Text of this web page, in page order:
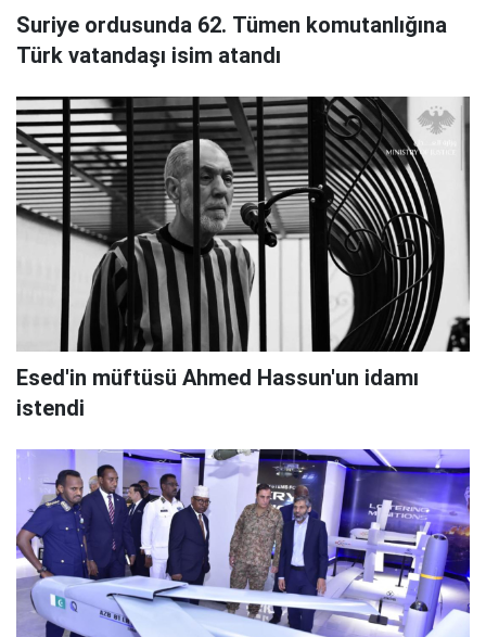
Suriye ordusunda 62. Tümen komutanlığına
Türk vatandaşı isim atandı
Esed'in müftüsü Ahmed Hassun'un idamı
istendi